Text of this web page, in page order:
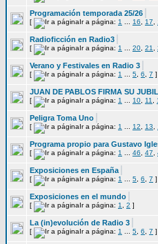
Programación temporada 25/26
[ Ir a página: 1 16 17
Radioficción en Radio3
[ Ir a página: 1 20 21
Verano y Festivales en Radio 3
[ Ir a página: 1 5 6 7 ]
JUAN DE PABLOS FIRMA SU
[ Ir a página: 1 10 11
Peligra Toma Uno
[ Ir a página: 1 12 13
Programa propio para Gustavo
[ Ir a página: 1 46 47
Exposiciones en España
[ Ir a página: 1 5 6 7 ]
Exposiciones en el mundo
[ Ir a página: 1 2 ]
La (in)evolución de Radio 3
[ Ir a página: 1 5 6 7 ]